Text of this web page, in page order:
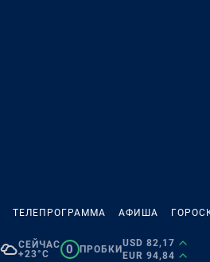
ТЕЛЕПРОГРАММА АФИША
СЕЙЧАС
+23°C
0 ПРОБКИ
USD 82,17
EUR 94,84